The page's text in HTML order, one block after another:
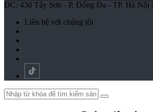
ĐC: 430 Tây Sơn - P. Đống Đa - TP. Hà Nội |
Liên hệ với chúng tôi